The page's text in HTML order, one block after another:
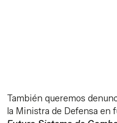
También queremos
la Ministra de Defensa en